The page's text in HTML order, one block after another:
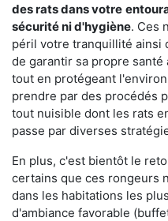
des rats dans votre
sécurité ni d'hygiène. Ces
péril votre tranquillité ainsi
de garantir sa propre
tout en protégeant
prendre par des procédés
tout nuisible dont les rats
passe par diverses
En plus, c'est bientôt le
certains que ces rongeurs
dans les habitations les
d'ambiance favorable